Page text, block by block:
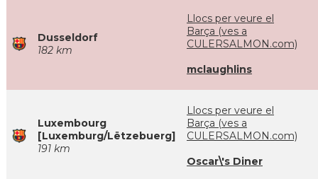
Dusseldorf
182 km
Llocs per veure el
Barça (ves a
CULERSALMON.com)
mclaughlins
Luxembourg
[Luxemburg/Lëtzebuerg]
191 km
Llocs per veure el
Barça (ves a
CULERSALMON.com)
Oscar\'s Diner